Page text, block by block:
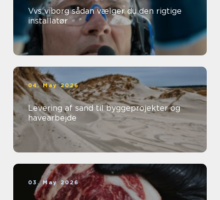
Vvs viborg sådan vælger du den rigtige
installatør
04. May 2026
Levering af sand til byggeprojekter og
havearbejde
03. May 2026